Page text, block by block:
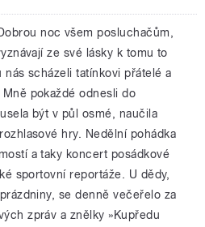
noc všem posluchačům,
ze své lásky k tomu to
nás scházeli tatínkovi přátelé a
pokaždé odnesli do
být v půl osmé, naučila
hry. Nedělní pohádka
a taky koncert posádkové
sportovní reportáže. U dědy,
se denně večeřelo za
zpráv a znělky »Kupředu